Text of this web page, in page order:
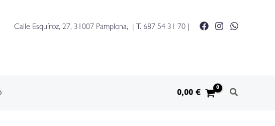
Calle Esquíroz, 27, 31007 Pamplona, | T. 687 54 31 70
0,00€
de